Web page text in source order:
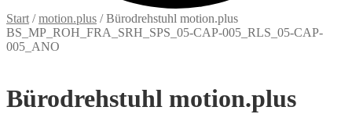
Start /motion.plus /Bürodrehstuhl motion.plus
BS_MP_ROH_FRA_SRH_SPS_05-CAP-005_RLS_05-CAP-
005_ANO
Bürodrehstuhl motion.plus